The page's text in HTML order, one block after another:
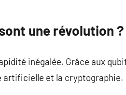
une révolution ?
inégalée. Grâce aux
artificielle et la cryptographie.